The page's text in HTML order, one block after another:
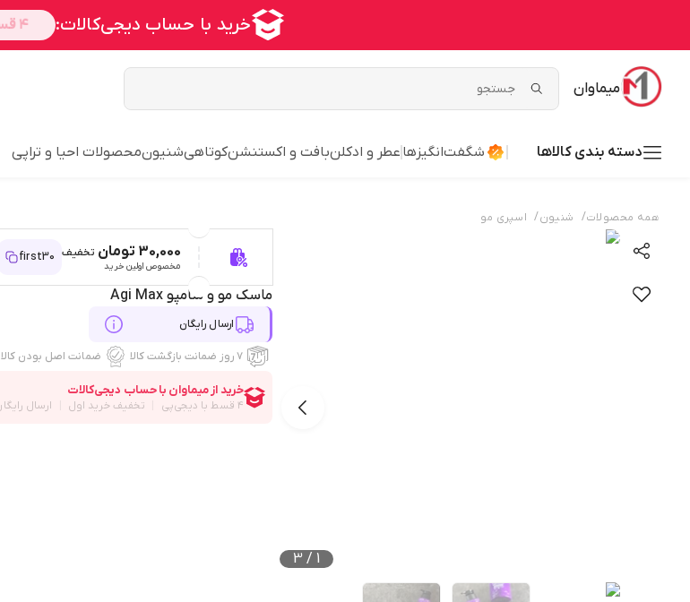
میماوان
دسته بندی کالاها شگفت‌انگیزها عطر و ادکلنبافت و اکستنشنکوتاهیشنیونمحصولات احیا و تراپی
همه محصولات/ شنیون/ اسپری مو
1
/
3
30,000 تومان تخفیف
مخصوص اولین خرید
first30
ماسک مو و شامپو Agi Max
ارسال رایگان
۷ روز ضمانت بازگشت کالا ضمانت اصل بودن کالا